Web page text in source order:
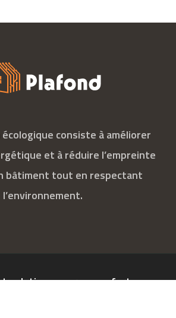
consiste à améliorer
et à réduire l’empreinte
bâtiment tout en respectant
l’environnement.
solutions pour un confort